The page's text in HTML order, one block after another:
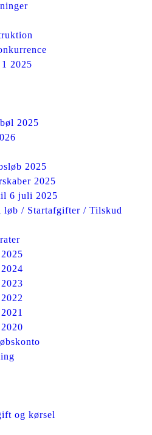
2025
2025
2025
2025
6 juli 2025
/ Startafgifter / Tilskud
og kørsel